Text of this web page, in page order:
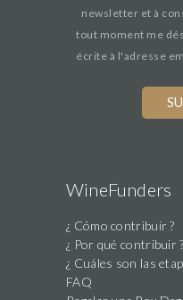
newsletter et à
tout moment me
écrite à l'adresse
WineFunders
¿ Cómo contribuir ?
¿ Por qué contribuir ?
¿ Cuáles son las
FAQ